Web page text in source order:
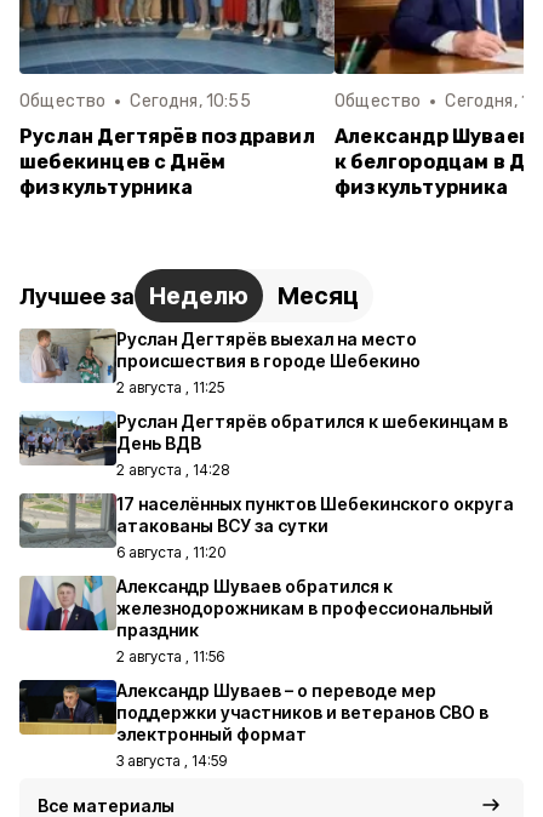
Общество Сегодня, 10:55
Руслан Дегтярёв поздравил
шебекинцев с Днём
физкультурника
Общество Сегодня,
Александр Шуваев
к белгородцам в
физкультурника
Лучшее за Неделю Месяц
Руслан Дегтярёв выехал на место
происшествия в городе Шебекино
2 августа , 11:25
Руслан Дегтярёв обратился к шебекинцам в
День ВДВ
2 августа , 14:28
17 населённых пунктов Шебекинского округа
атакованы ВСУ за сутки
6 августа , 11:20
Александр Шуваев обратился к
железнодорожникам в профессиональный
праздник
2 августа , 11:56
Александр Шуваев – о переводе мер
поддержки участников и ветеранов СВО в
электронный формат
3 августа , 14:59
Все материалы